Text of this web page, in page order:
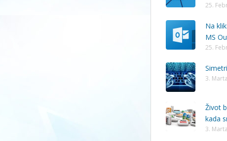
25.
Na
MS
25.
3.
Život
kada
3.